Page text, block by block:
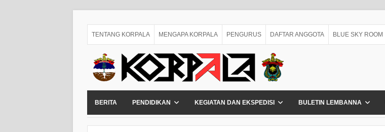
TENTANG KORPALA MENGAPA KORPALA PENGURUS DAFTAR ANGGOTA BLUE SKY ROOM
BERITA PENDIDIKAN KEGIATAN DAN EKSPEDISI BULETIN LEMBANNA